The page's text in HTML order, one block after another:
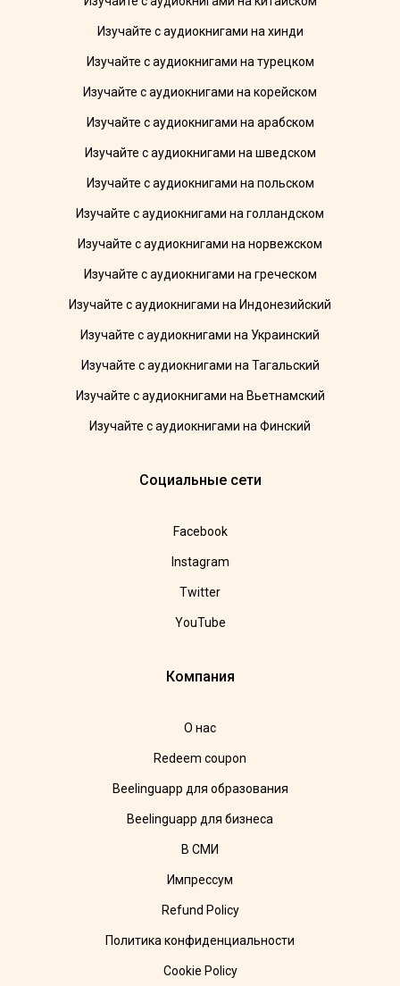
Изучайте с аудиокнигами на хинди
Изучайте с аудиокнигами на турецком
Изучайте с аудиокнигами на корейском
Изучайте с аудиокнигами на арабском
Изучайте с аудиокнигами на шведском
Изучайте с аудиокнигами на польском
Изучайте с аудиокнигами на голландском
Изучайте с аудиокнигами на норвежском
Изучайте с аудиокнигами на греческом
Изучайте с аудиокнигами на Индонезийский
Изучайте с аудиокнигами на Украинский
Изучайте с аудиокнигами на Тагальский
Изучайте с аудиокнигами на Вьетнамский
Изучайте с аудиокнигами на Финский
Социальные сети
Facebook
Instagram
Twitter
YouTube
Компания
О нас
Redeem coupon
Beelinguapp для образования
Beelinguapp для бизнеса
В СМИ
Импрессум
Refund Policy
Политика конфиденциальности
Cookie Policy